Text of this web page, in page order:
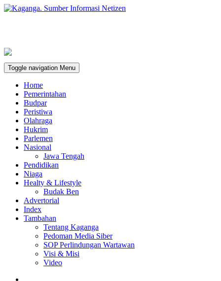
Toggle navigation Menu
Home
Pemerintahan
Budpar
Peristiwa
Olahraga
Hukrim
Parlemen
Nasional
Jawa Tengah
Pendidikan
Niaga
Healty & Lifestyle
Budak Ben
Advertorial
Index
Tambahan
Tentang Kaganga
Pedoman Media Siber
SOP Perlindungan Wartawan
Visi & Misi
Video